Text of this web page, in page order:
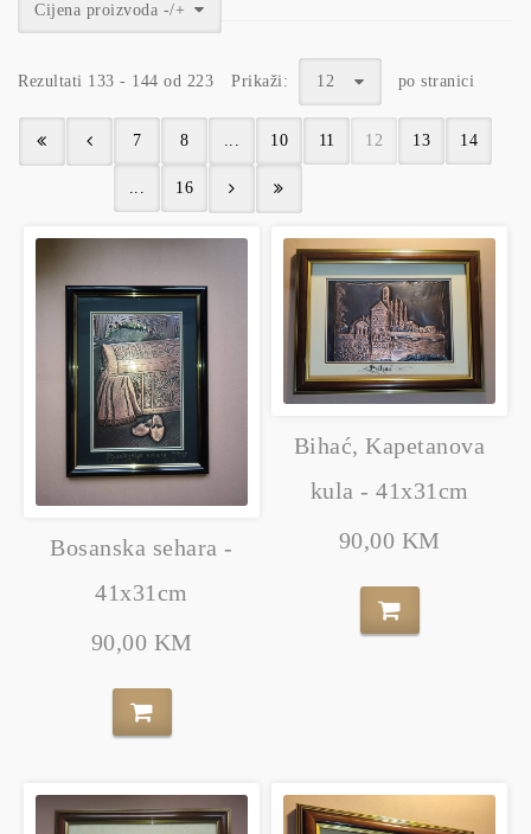
Cijena proizvoda -/+
Rezultati 133 - 144 od 223 Prikaži: 12 po stranici
7 8 ... 10 11 12 13 14
... 16
Bosanska sehara -
41x31cm
90,00 KM
Bihać, Kapetanova
kula - 41x31cm
90,00 KM